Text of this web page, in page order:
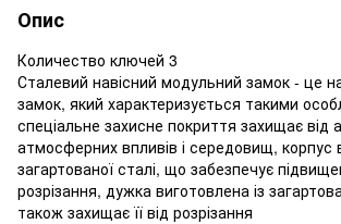
Опис
Количество ключей 3
Сталевий навісний модульний замок - це
замок, який характеризується такими
спеціальне захисне покриття захищає від
атмосферних впливів і середовищ, корпус
загартованої сталі, що забезпечує
розрізання, дужка виготовлена із
також захищає її від розрізання